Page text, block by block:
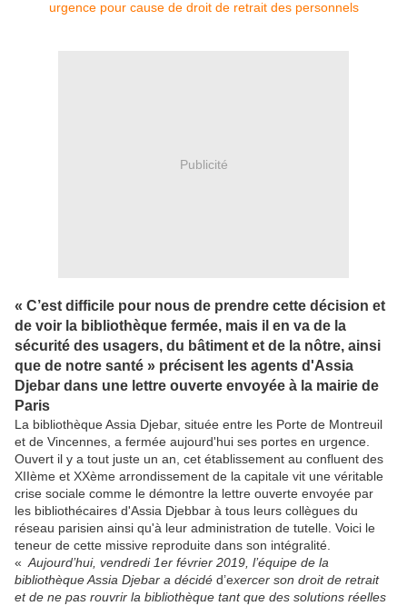
Publicité
« C’est difficile pour nous de prendre cette décision et
de voir la bibliothèque fermée, mais il en va de la
sécurité des usagers, du bâtiment et de la nôtre, ainsi
que de notre santé » précisent les agents d'Assia
Djebar dans une lettre ouverte envoyée à la mairie de
Paris
La bibliothèque Assia Djebar, située entre les Porte de Montreuil
et de Vincennes, a fermée aujourd'hui ses portes en urgence.
Ouvert il y a tout juste un an, cet établissement au confluent des
XIIème et XXème arrondissement de la capitale vit une véritable
crise sociale comme le démontre la lettre ouverte envoyée par
les bibliothécaires d'Assia Djebbar à tous leurs collègues du
réseau parisien ainsi qu'à leur administration de tutelle. Voici le
teneur de cette missive reproduite dans son intégralité.
« Aujourd’hui, vendredi 1er février 2019, l’équipe de la
bibliothèque Assia Djebar a décidé d’exercer son droit de retrait
et de ne pas rouvrir la bibliothèque tant que des solutions réelles